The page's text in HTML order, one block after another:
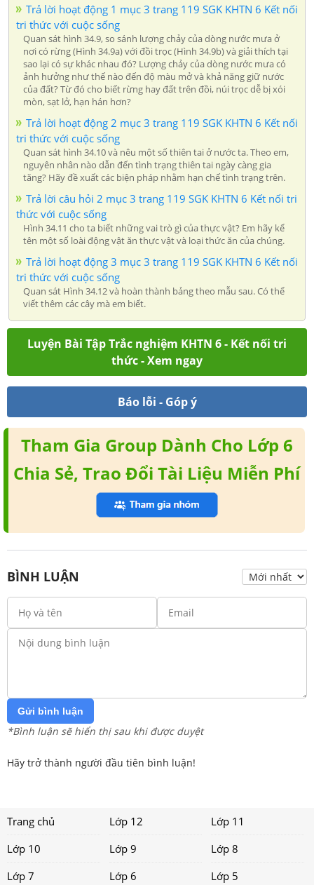
Trả lời hoạt động 1 mục 3 trang 119 SGK KHTN 6 Kết nối
tri thức với cuộc sống
Quan sát hình 34.9, so sánh lượng chảy của dòng nước mưa ở
nơi có rừng (Hình 34.9a) với đồi trọc (Hình 34.9b) và giải thích tại
sao lại có sự khác nhau đó? Lượng chảy của dòng nước mưa có
ảnh hưởng như thế nào đến độ màu mở và khả năng giữ nước
của đất? Từ đó cho biết rừng hay đất trên đồi, núi trọc dễ bị xói
mòn, sạt lở, hạn hán hơn?
Trả lời hoạt động 2 mục 3 trang 119 SGK KHTN 6 Kết nối
tri thức với cuộc sống
Quan sát hình 34.10 và nêu một số thiên tai ở nước ta. Theo em,
nguyên nhân nào dẫn đến tình trạng thiên tai ngày càng gia
tăng? Hãy đề xuất các biện pháp nhằm hạn chế tình trạng trên.
Trả lời câu hỏi 2 mục 3 trang 119 SGK KHTN 6 Kết nối tri
thức với cuộc sống
Hình 34.11 cho ta biết những vai trò gì của thực vật? Em hãy kể
tên một số loài động vật ăn thực vật và loại thức ăn của chúng.
Trả lời hoạt động 3 mục 3 trang 119 SGK KHTN 6 Kết nối
tri thức với cuộc sống
Quan sát Hình 34.12 và hoàn thành bảng theo mẫu sau. Có thể
viết thêm các cây mà em biết.
Luyện Bài Tập Trắc nghiệm KHTN 6 - Kết nối tri
thức - Xem ngay
Báo lỗi - Góp ý
Tham Gia Group Dành Cho Lớp 6
Chia Sẻ, Trao Đổi Tài Liệu Miễn Phí
BÌNH LUẬN
Gửi bình luận
*Bình luận sẽ hiển thị sau khi được duyệt
Hãy trở thành người đầu tiên bình luận!
Trang chủ Lớp 12
Lớp 11
Lớp 10
Lớp 9
Lớp 8
Lớp 7
Lớp 6 Lớp 5